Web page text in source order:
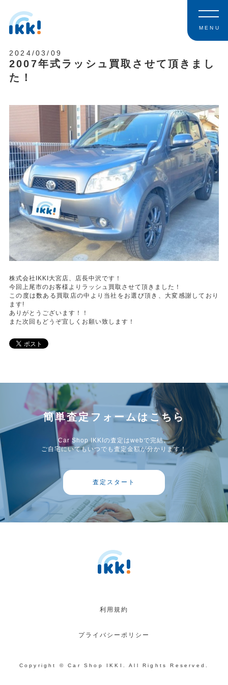
MENU
2024/03/09
2007年式ラッシュ買取させて頂きまし
た！
株式会社IKKI大宮店、店長中沢です！
今回上尾市のお客様よりラッシュ買取させて頂きました！
この度は数ある買取店の中より当社をお選び頂き、大変感謝しており
ます!
ありがとうございます！！
また次回もどうぞ宜しくお願い致します！
簡単査定フォームはこちら
Car Shop IKKIの査定はwebで完結。
ご自宅にいてもいつでも査定金額が分かります！
査定スタート
利用規約
プライバシーポリシー
Copyright © Car Shop IKKI. All Rights Reserved.